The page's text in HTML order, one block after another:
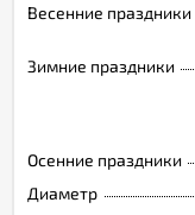
Весенние праздники
Зимние праздники
Осенние праздники
Диаметр